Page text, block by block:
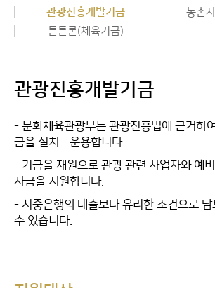
관광진흥개발기금
농촌
튼튼론(체육기금)
관광진흥개발기금
- 문화체육관광부는 관광진흥법에 근거하
금을 설치·운용합니다.
- 기금을 재원으로 관광 관련 사업자와 예
자금을 지원합니다.
- 시중은행의 대출보다 유리한 조건으로
수 있습니다.